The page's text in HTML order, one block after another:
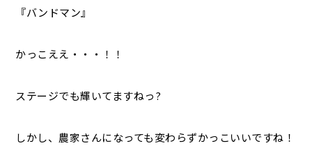
『バンドマン』
かっこええ・・・！！
ステージでも輝いてますねっ?
しかし、農家さんになっても変わらずかっこいいですね！